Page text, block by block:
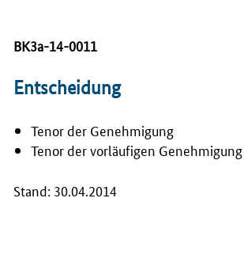
BK3a-14-0011
Entscheidung
Tenor der Genehmigung
Tenor der vorläufigen Genehmigung
Stand: 30.04.2014